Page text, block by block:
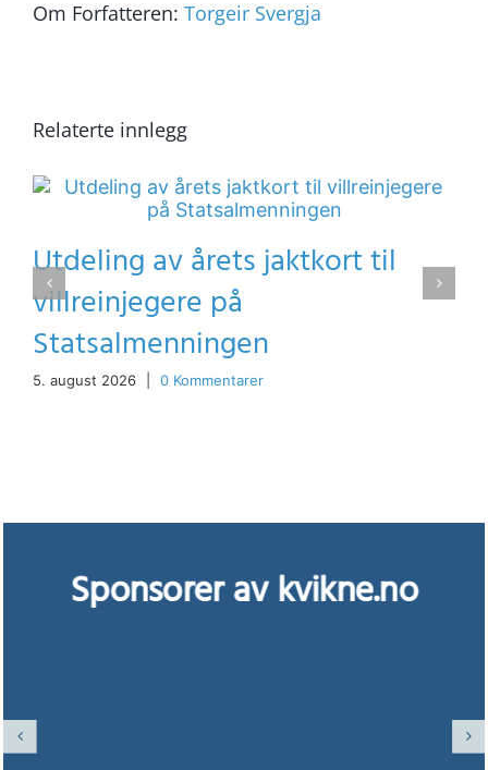
Om Forfatteren: Torgeir Svergja
Relaterte innlegg
Utdeling av årets jaktkort til
villreinjegere på
Statsalmenningen
5. august 2026 0 Kommentarer
Sponsorer av kvikne.no